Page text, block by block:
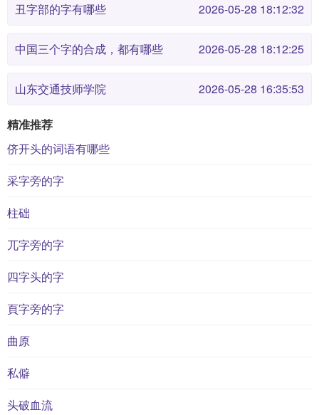
丑字部的字有哪些 2026-05-28 18:12:32
中国三个字的合成，都有哪些 2026-05-28 18:12:25
山东交通技师学院 2026-05-28 16:35:53
精准推荐
侪开头的词语有哪些
采字旁的字
柱础
兀字旁的字
四字头的字
頁字旁的字
曲原
私僻
头破血流